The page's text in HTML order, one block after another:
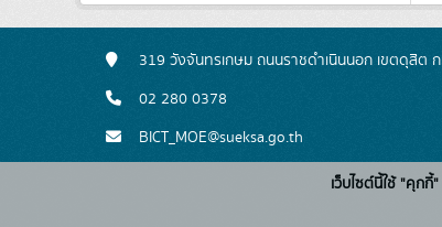
319 วังจันทรเกษม ถนนราชดำเนินนอก เขตดุสิต
02 280 0378
BICT_MOE@sueksa.go.th
เว็บไซต์นี้ใช้ "คุก